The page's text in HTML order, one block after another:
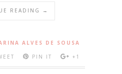
READING →
ALVES DE SOUSA
PIN IT +1